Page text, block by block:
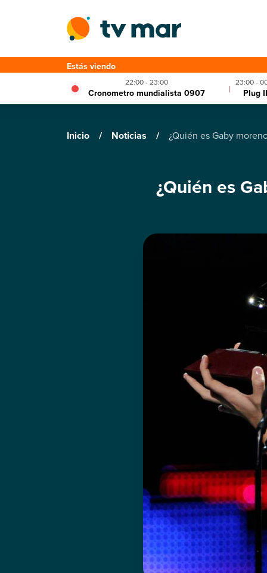
Estás viendo
22:00 - 23:00
Cronometro mundialista 0907 | 23:00 -
Plug
Inicio / Noticias / ¿Quién es Gaby
¿Quién es